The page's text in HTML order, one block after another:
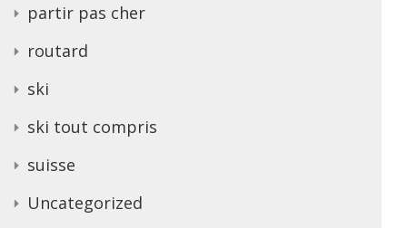
partir pas cher
routard
ski
ski tout compris
suisse
Uncategorized